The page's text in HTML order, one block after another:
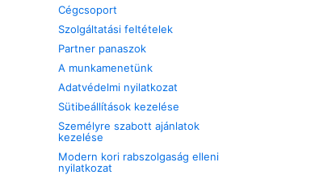
Cégcsoport
Szolgáltatási feltételek
Partner panaszok
A munkamenetünk
Adatvédelmi nyilatkozat
Sütibeállítások kezelése
Személyre szabott ajánlatok
kezelése
Modern kori rabszolgaság elleni
nyilatkozat